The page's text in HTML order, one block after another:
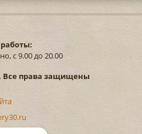
с 9.00 до 20.00
Все права защищены